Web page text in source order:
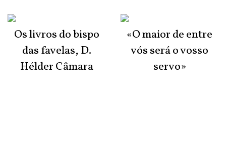
Os livros do bispo
das favelas, D.
Hélder Câmara
«O maior de entre
vós será o vosso
servo»